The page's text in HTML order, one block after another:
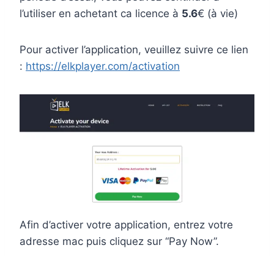
l’utiliser en achetant ca licence à 5.6€ (à vie)
Pour activer l’application, veuillez suivre ce lien
: https://elkplayer.com/activation
Afin d’activer votre application, entrez votre
adresse mac puis cliquez sur “Pay Now”.